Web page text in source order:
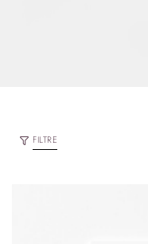
FILTRE